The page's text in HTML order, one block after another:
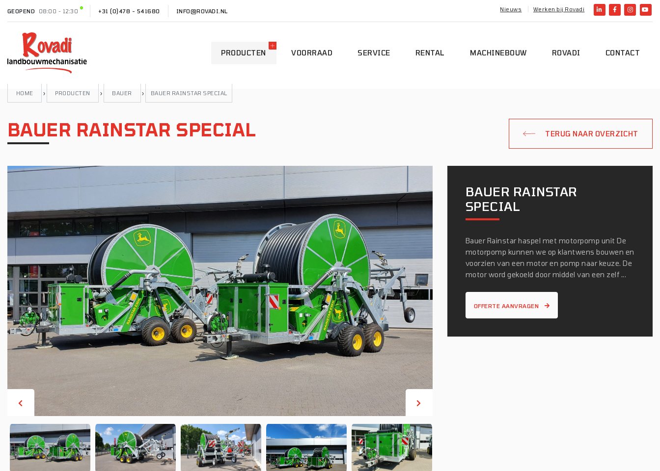
GEOPEND 08:00 - 12:30 +31 (0)478 - 541680 INFO@ROVADI.NL Nieuws Werken bij Rovadi
PRODUCTEN VOORRAAD SERVICE RENTAL MACHINEBOUW ROVADI CONTACT
HOME › PRODUCTEN › BAUER › BAUER RAINSTAR SPECIAL
BAUER RAINSTAR SPECIAL TERUG NAAR OVERZICHT
BAUER RAINSTAR
SPECIAL
Bauer Rainstar haspel met motorpomp unit De
motorpomp kunnen we op klantwens bouwen en
voorzien van een motor en pomp naar keuze. De
motor word gekoeld door middel van een zelf ...
OFFERTE AANVRAGEN